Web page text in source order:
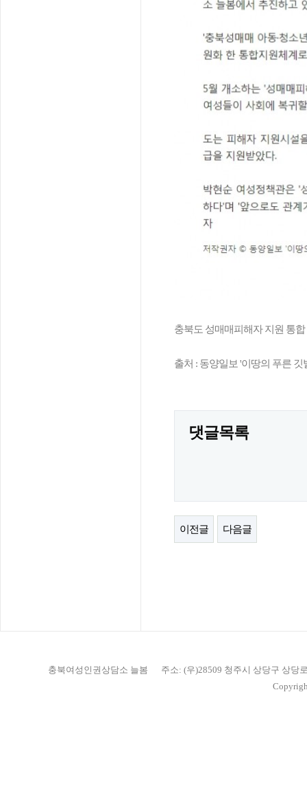
충북도 성매매피해자 지원 통
출처 : 동양일보 '이땅의 푸른 깃
댓글목록
이전글 다음글
충북여성인권상담소 늘봄
주소: (우)28509 청주시 상당구 상당